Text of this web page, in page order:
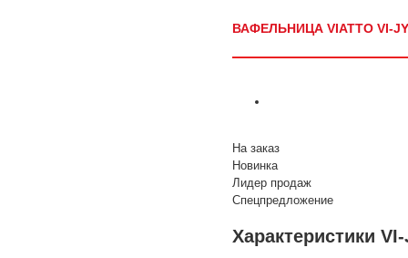
ВАФЕЛЬНИЦА VIATTO VI-
На заказ
Новинка
Лидер продаж
Спецпредложение
Характеристики VI-